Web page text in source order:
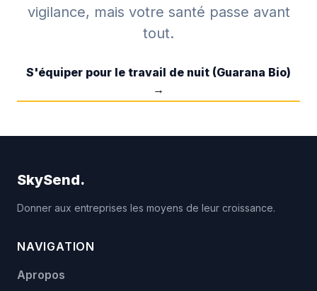
vigilance, mais votre santé passe avant
tout.
S'équiper pour le travail de nuit (Guarana Bio)
→
SkySend.
Donner aux entreprises les moyens de leur croissance.
NAVIGATION
Apropos